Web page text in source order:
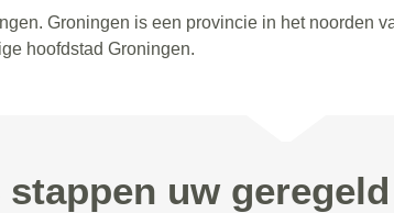
Groningen is een provincie in het noorden
hoofdstad Groningen.
stappen uw